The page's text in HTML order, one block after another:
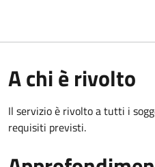
A chi è rivolto
Il servizio è rivolto a tutti i
requisiti previsti.